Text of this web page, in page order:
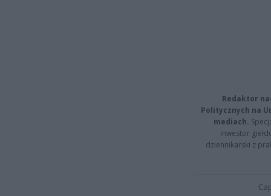
Redaktor
Politycznych na
mediach.
inwestor
dziennikarski z